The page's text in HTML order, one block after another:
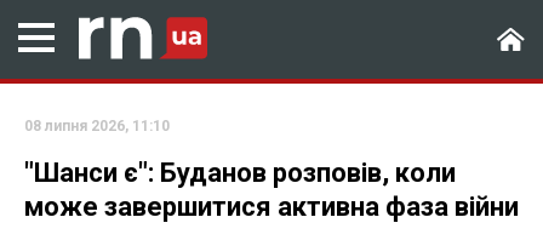
08 липня 2026, 11:10
"Шанси є": Буданов розповів, коли
може завершитися активна фаза війни